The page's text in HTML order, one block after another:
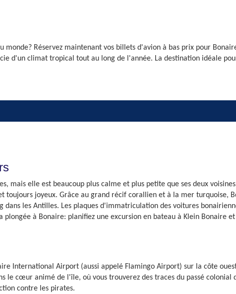
Réservez maintenant vos billets d'avion à bas prix pour
d'un climat tropical tout au long de l'année. La destination idéale
mais elle est beaucoup plus calme et plus petite que ses deux
joyeux. Grâce au grand récif corallien et à la mer turquoise,
les Antilles. Les plaques d'immatriculation des voitures
à Bonaire: planifiez une excursion en bateau à Klein Bonaire
International Airport (aussi appelé Flamingo Airport) sur la côte
le cœur animé de l'île, où vous trouverez des traces du passé colonial
contre les pirates.